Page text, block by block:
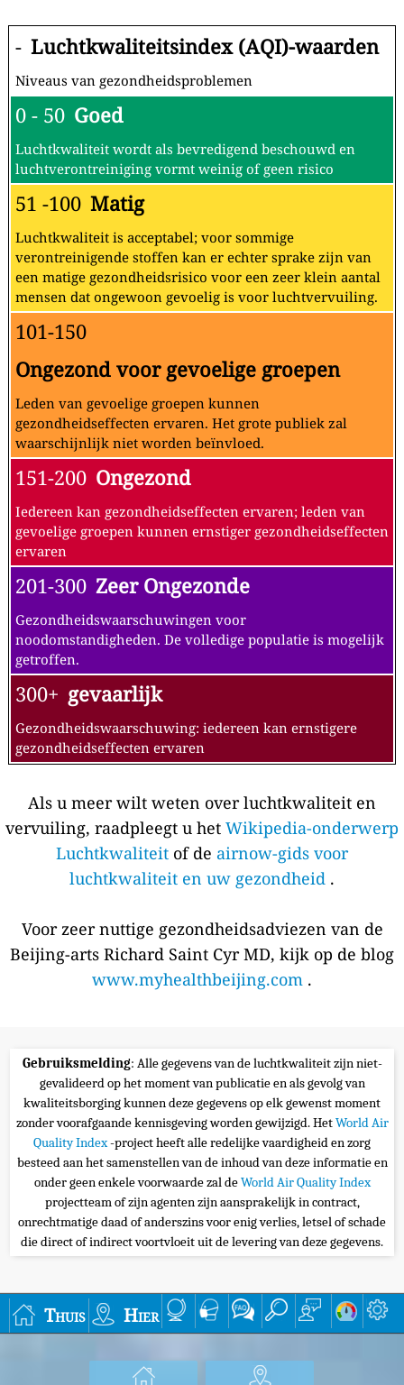
- Luchtkwaliteitsindex (AQI)-waarden
Niveaus van gezondheidsproblemen
0 - 50 Goed
Luchtkwaliteit wordt als bevredigend beschouwd en
luchtverontreiniging vormt weinig of geen risico
51 -100 Matig
Luchtkwaliteit is acceptabel; voor sommige
verontreinigende stoffen kan er echter sprake zijn van
een matige gezondheidsrisico voor een zeer klein aantal
mensen dat ongewoon gevoelig is voor luchtvervuiling.
101-150
Ongezond voor gevoelige groepen
Leden van gevoelige groepen kunnen
gezondheidseffecten ervaren. Het grote publiek zal
waarschijnlijk niet worden beïnvloed.
151-200 Ongezond
Iedereen kan gezondheidseffecten ervaren; leden van
gevoelige groepen kunnen ernstiger gezondheidseffecten
ervaren
201-300 Zeer Ongezonde
Gezondheidswaarschuwingen voor
noodomstandigheden. De volledige populatie is mogelijk
getroffen.
300+ gevaarlijk
Gezondheidswaarschuwing: iedereen kan ernstigere
gezondheidseffecten ervaren
Als u meer wilt weten over luchtkwaliteit en
vervuiling, raadpleegt u het Wikipedia-onderwerp
Luchtkwaliteit of de airnow-gids voor
luchtkwaliteit en uw gezondheid .
Voor zeer nuttige gezondheidsadviezen van de
Beijing-arts Richard Saint Cyr MD, kijk op de blog
www.myhealthbeijing.com .
Gebruiksmelding: Alle gegevens van de luchtkwaliteit zijn niet-
gevalideerd op het moment van publicatie en als gevolg van
kwaliteitsborging kunnen deze gegevens op elk gewenst moment
zonder voorafgaande kennisgeving worden gewijzigd. HetWorld Air
Quality Index-project heeft alle redelijke vaardigheid en zorg
besteed aan het samenstellen van de inhoud van deze informatie en
onder geen enkele voorwaarde zal deWorld Air Quality Index
projectteam of zijn agenten zijn aansprakelijk in contract,
onrechtmatige daad of anderszins voor enig verlies, letsel of schade
die direct of indirect voortvloeit uit de levering van deze gegevens.
Thuis Hier